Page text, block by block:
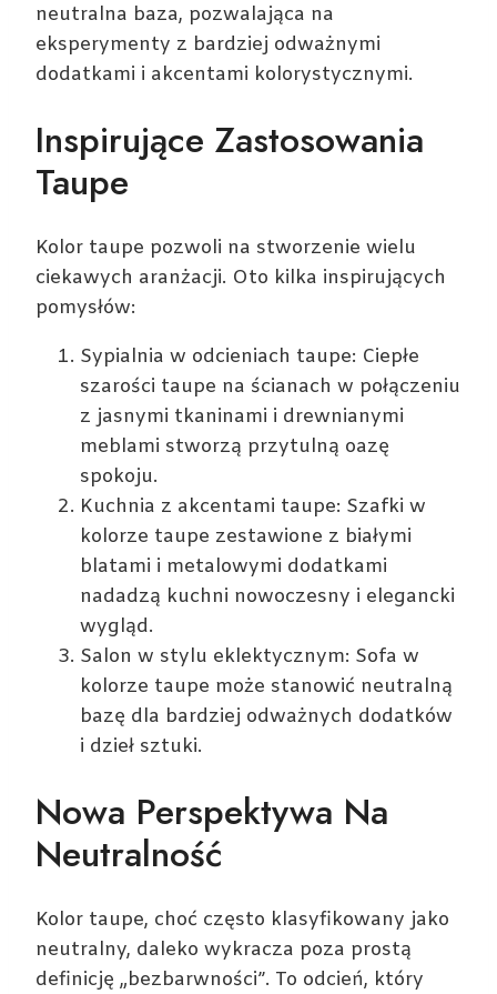
neutralna baza, pozwalająca na
eksperymenty z bardziej odważnymi
dodatkami i akcentami kolorystycznymi.
Inspirujące Zastosowania
Taupe
Kolor taupe pozwoli na stworzenie wielu
ciekawych aranżacji. Oto kilka inspirujących
pomysłów:
Sypialnia w odcieniach taupe: Ciepłe
szarości taupe na ścianach w połączeniu
z jasnymi tkaninami i drewnianymi
meblami stworzą przytulną oazę
spokoju.
Kuchnia z akcentami taupe: Szafki w
kolorze taupe zestawione z białymi
blatami i metalowymi dodatkami
nadadzą kuchni nowoczesny i elegancki
wygląd.
Salon w stylu eklektycznym: Sofa w
kolorze taupe może stanowić neutralną
bazę dla bardziej odważnych dodatków
i dzieł sztuki.
Nowa Perspektywa Na
Neutralność
Kolor taupe, choć często klasyfikowany jako
neutralny, daleko wykracza poza prostą
definicję „bezbarwności”. To odcień, który